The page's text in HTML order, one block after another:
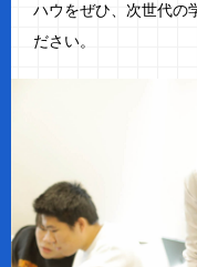
ハウをぜひ、次世代の
ださい。